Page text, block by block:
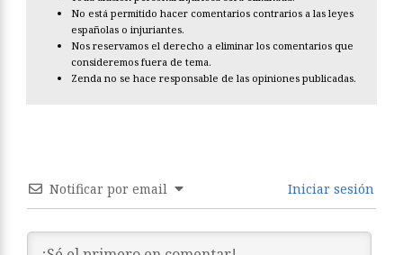
No está permitido hacer comentarios contrarios a las leyes
españolas o injuriantes.
Nos reservamos el derecho a eliminar los comentarios que
consideremos fuera de tema.
Zenda no se hace responsable de las opiniones publicadas.
Notificar por email Iniciar sesión